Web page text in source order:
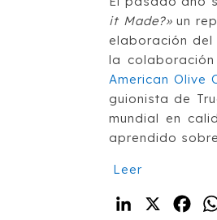
it Made?»un
elaboración
la
American Olive
guionista de
mundial en
aprendido
Leer
LinkedIn
X